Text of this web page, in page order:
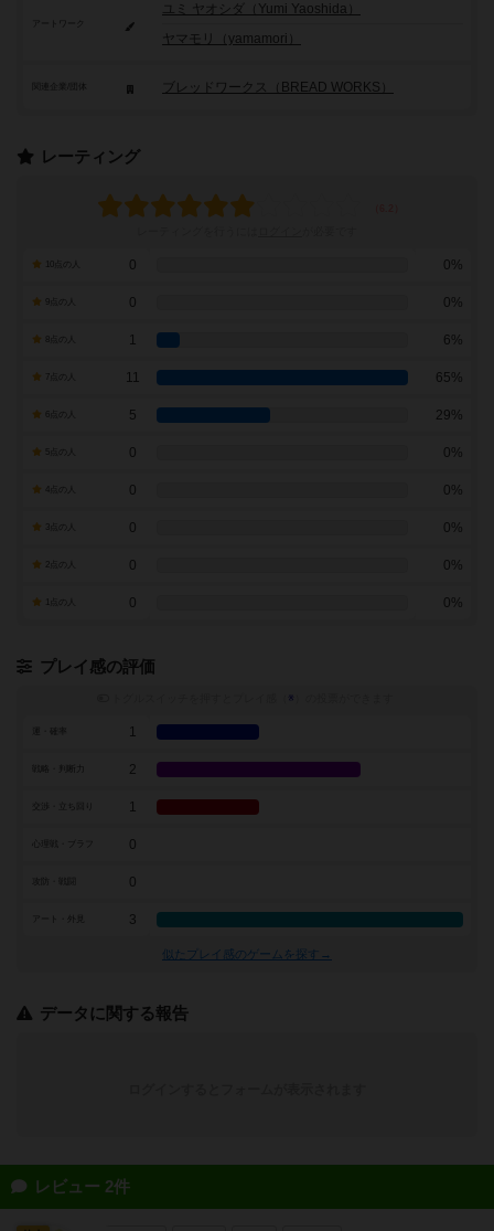
アートワーク
ユミ ヤオシダ（Yumi Yaoshida）
ヤマモリ（yamamori）
ブレッドワークス（BREAD WORKS）
レーティング
0 0%
0 0%
1 6%
7点の人 11 65%
5 29%
0 0%
0 0%
0 0%
0 0%
0 0%
プレイ感の評価
※
1
戦略・判断力 2
1
0
0
アート・外見 3
似たプレイ感のゲームを探す→
データに関する報告
レビュー 2件